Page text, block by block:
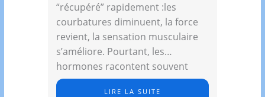
“récupéré” rapidement :les
courbatures diminuent, la force
revient, la sensation musculaire
s’améliore. Pourtant, les
hormones racontent souvent
une…
LIRE LA SUITE